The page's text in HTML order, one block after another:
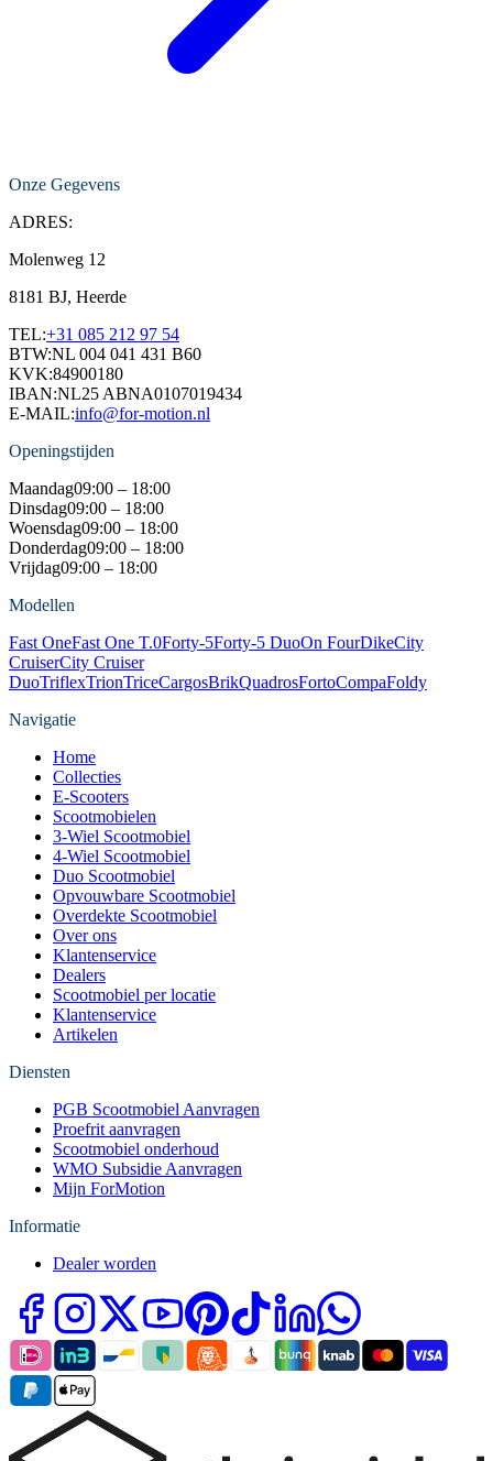
Onze Gegevens
ADRES:
Molenweg 12
8181 BJ, Heerde
TEL:+31 085 212 97 54
BTW:NL 004 041 431 B60
KVK:84900180
IBAN:NL25 ABNA0107019434
E-MAIL:info@for-motion.nl
Openingstijden
Maandag09:00 – 18:00
Dinsdag09:00 – 18:00
Woensdag09:00 – 18:00
Donderdag09:00 – 18:00
Vrijdag09:00 – 18:00
Modellen
Fast OneFast One T.0Forty-5Forty-5 DuoOn FourDikeCity
CruiserCity Cruiser
DuoTriflexTrionTriceCargosBrikQuadrosFortoCompaFoldy
Navigatie
Home
Collecties
E-Scooters
Scootmobielen
3-Wiel Scootmobiel
4-Wiel Scootmobiel
Duo Scootmobiel
Opvouwbare Scootmobiel
Overdekte Scootmobiel
Over ons
Klantenservice
Dealers
Scootmobiel per locatie
Klantenservice
Artikelen
Diensten
PGB Scootmobiel Aanvragen
Proefrit aanvragen
Scootmobiel onderhoud
WMO Subsidie Aanvragen
Mijn ForMotion
Informatie
Dealer worden